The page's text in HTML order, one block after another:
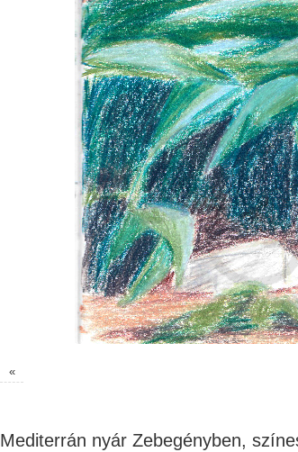
«
Mediterrán nyár Zebegényben,